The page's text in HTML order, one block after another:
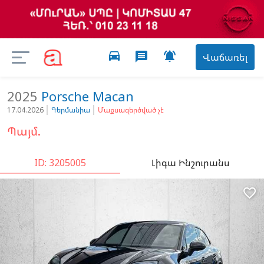
Վաճառել

message
directions_car
2025 Porsche Macan
17.04.2026 Գերմանիա Մաքսազերծված չէ
Պայմ.
ID: 3205005 Լիգա Ինշուրանս
favorite_border